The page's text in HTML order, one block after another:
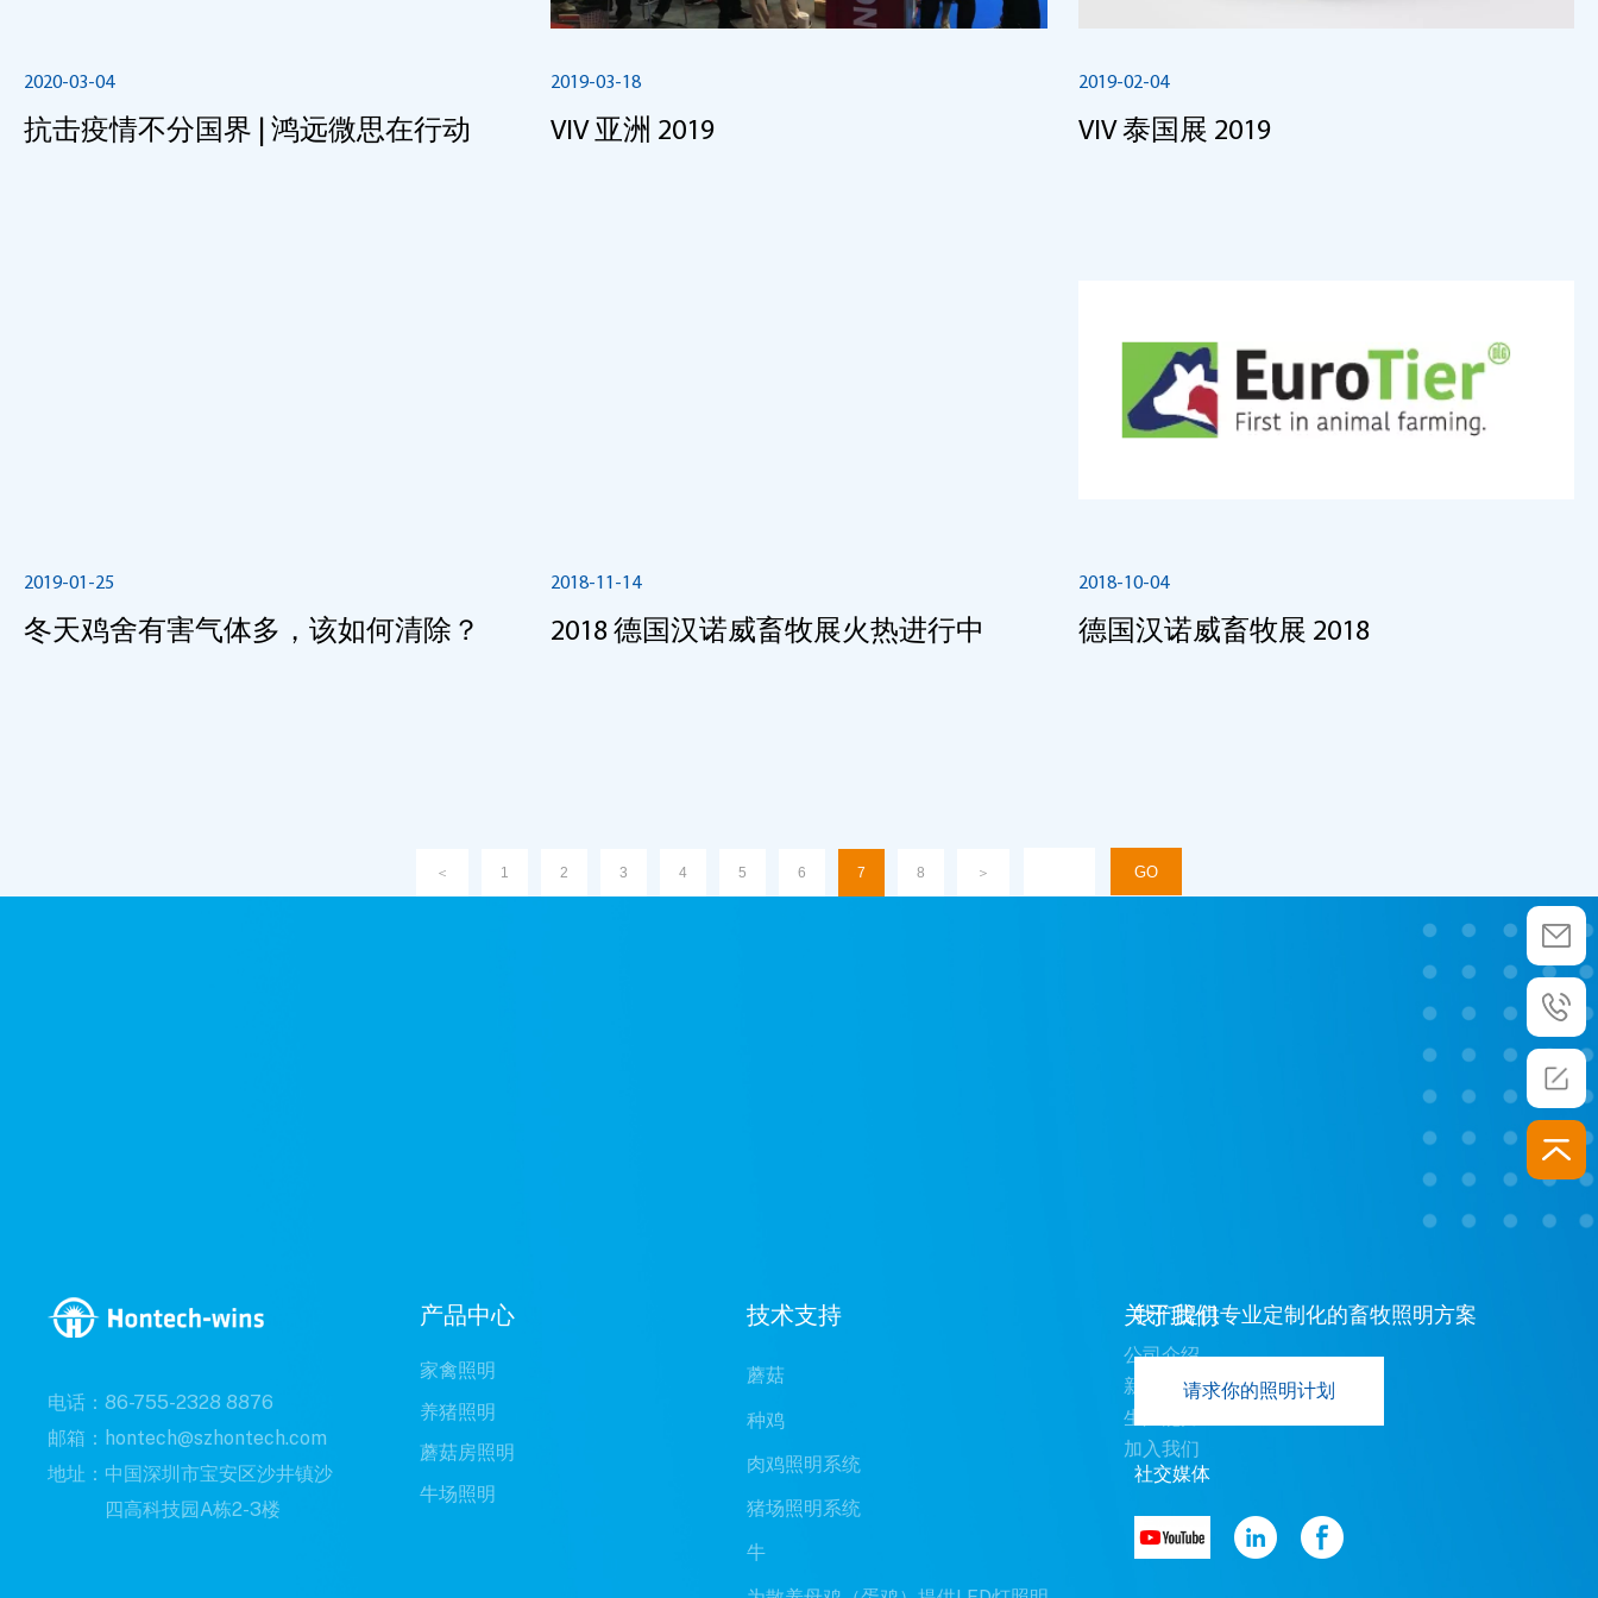
2020-03-04
抗击疫情不分国界 | 鸿远微思在行动
2019-03-18
VIV 亚洲 2019
2019-02-04
VIV 泰国展 2019
2019-01-25
冬天鸡舍有害气体多，该如何清除？
2018-11-14
2018 德国汉诺威畜牧展火热进行中
2018-10-04
德国汉诺威畜牧展 2018
＜ 1 2 3 4 5 6 7 8 ＞
电话：86-755-2328 8876
邮箱：hontech@szhontech.com
地址：中国深圳市宝安区沙井镇沙
四高科技园A栋2-3楼
产品中心
家禽照明
养猪照明
蘑菇房照明
牛场照明
技术支持
蘑菇
种鸡
肉鸡照明系统
猪场照明系统
牛
关于我们
公司介绍
新闻中心
生产能力
加入我们
我们提供专业定制化的畜牧照明方案
请求你的照明计划
社交媒体